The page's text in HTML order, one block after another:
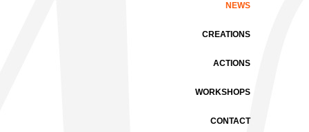
NEWS
CREATIONS
ACTIONS
WORKSHOPS
CONTACT